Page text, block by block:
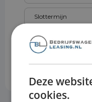
Slottermijn
Deze
cookies.